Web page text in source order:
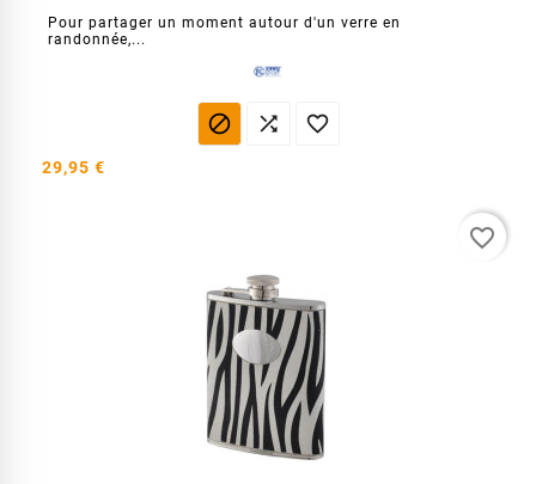
Pour partager un moment autour d'un verre en
randonnée,...
  
29,95 €
favorite_border